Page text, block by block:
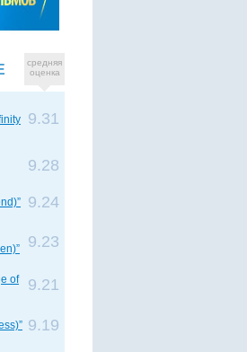
средняя
оценка
9.31
9.28
9.24
9.23
of
9.21
9.19